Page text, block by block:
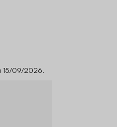
15/09/2026.